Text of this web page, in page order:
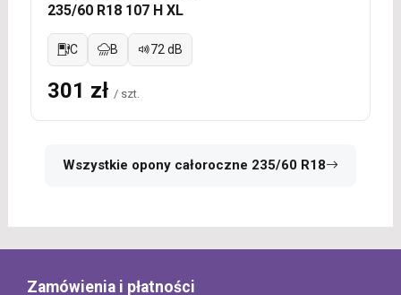
235/60 R18 107 H XL
C B 72 dB
301 zł / szt.
Wszystkie opony całoroczne 235/60 R18
Zamówienia i płatności